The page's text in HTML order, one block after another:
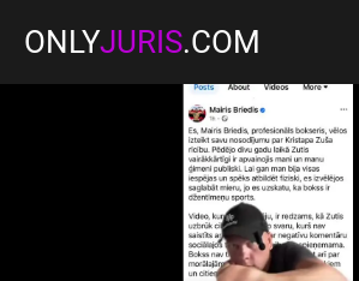
ONLYJURIS.COM